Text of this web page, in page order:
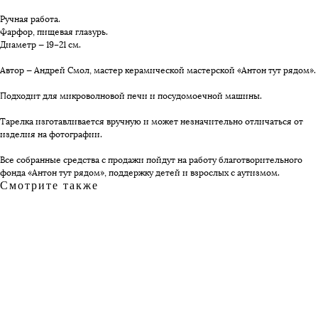
Ручная работа.
Фарфор, пищевая глазурь.
Диаметр — 19–21 см.
Автор — Андрей Смол, мастер керамической мастерской «Антон тут рядом».
Подходит для микроволновой печи и посудомоечной машины.
Тарелка изготавливается вручную и может незначительно отличаться от
изделия на фотографии.
Все собранные средства с продажи пойдут на работу благотворительного
фонда «Антон тут рядом», поддержку детей и взрослых с аутизмом.
Смотрите также